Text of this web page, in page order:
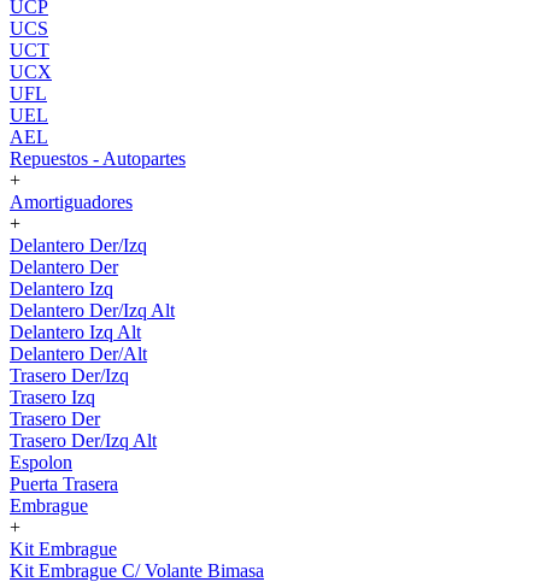
UCP
UCS
UCT
UCX
UFL
UEL
AEL
Repuestos - Autopartes
+
Amortiguadores
+
Delantero Der/Izq
Delantero Der
Delantero Izq
Delantero Der/Izq Alt
Delantero Izq Alt
Delantero Der/Alt
Trasero Der/Izq
Trasero Izq
Trasero Der
Trasero Der/Izq Alt
Espolon
Puerta Trasera
Embrague
+
Kit Embrague
Kit Embrague C/ Volante Bimasa